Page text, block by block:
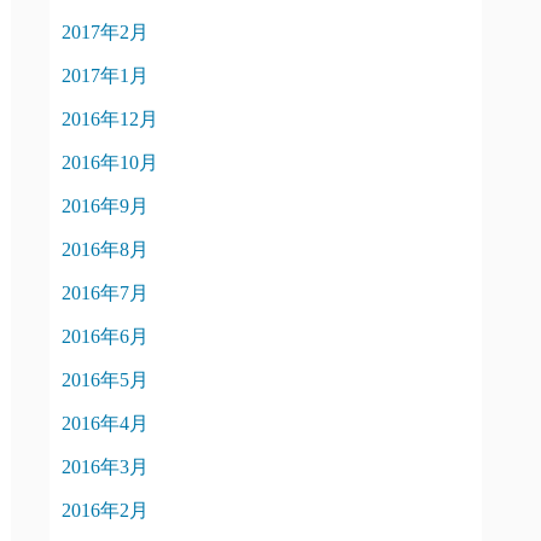
2017年2月
2017年1月
2016年12月
2016年10月
2016年9月
2016年8月
2016年7月
2016年6月
2016年5月
2016年4月
2016年3月
2016年2月